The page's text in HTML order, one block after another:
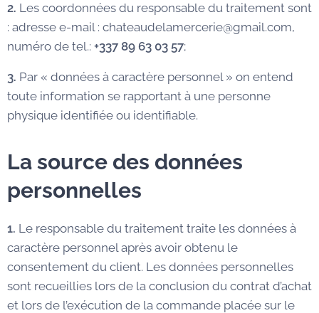
2. Les coordonnées du responsable du traitement sont
: adresse e-mail : chateaudelamercerie@gmail.com,
numéro de tel.: +337 89 63 03 57;
3. Par « données à caractère personnel » on entend
toute information se rapportant à une personne
physique identifiée ou identifiable.
La source des données
personnelles
1. Le responsable du traitement traite les données à
caractère personnel après avoir obtenu le
consentement du client. Les données personnelles
sont recueillies lors de la conclusion du contrat d’achat
et lors de l’exécution de la commande placée sur le